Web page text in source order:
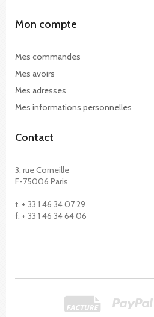
Mon compte
Mes commandes
Mes avoirs
Mes adresses
Mes informations personnelles
Contact
3, rue Corneille
F-75006 Paris
t. + 33 1 46 34 07 29
f. + 33 1 46 34 64 06